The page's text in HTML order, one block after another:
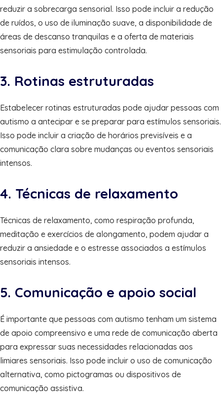
reduzir a sobrecarga sensorial. Isso pode incluir a redução
de ruídos, o uso de iluminação suave, a disponibilidade de
áreas de descanso tranquilas e a oferta de materiais
sensoriais para estimulação controlada.
3. Rotinas estruturadas
Estabelecer rotinas estruturadas pode ajudar pessoas com
autismo a antecipar e se preparar para estímulos sensoriais.
Isso pode incluir a criação de horários previsíveis e a
comunicação clara sobre mudanças ou eventos sensoriais
intensos.
4. Técnicas de relaxamento
Técnicas de relaxamento, como respiração profunda,
meditação e exercícios de alongamento, podem ajudar a
reduzir a ansiedade e o estresse associados a estímulos
sensoriais intensos.
5. Comunicação e apoio social
É importante que pessoas com autismo tenham um sistema
de apoio compreensivo e uma rede de comunicação aberta
para expressar suas necessidades relacionadas aos
limiares sensoriais. Isso pode incluir o uso de comunicação
alternativa, como pictogramas ou dispositivos de
comunicação assistiva.